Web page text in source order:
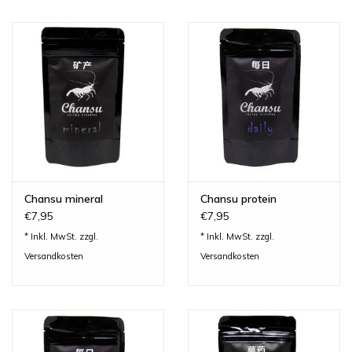
Geschenkideen
Chansu mineral
€7,95
* Inkl. MwSt. zzgl.
Versandkosten
Chansu protein
€7,95
* Inkl. MwSt. zzgl.
Versandkosten